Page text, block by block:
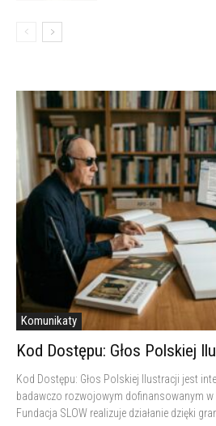
Komunikaty
Kod Dostępu: Głos Polskiej
Kod Dostępu: Głos Polskiej Ilustracji jest
badawczo rozwojowym dofinansowanym w
Fundacja SLOW realizuje działanie dzięki